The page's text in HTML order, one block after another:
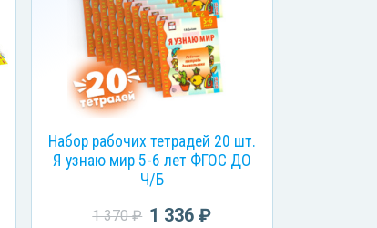
Набор рабочих тетрадей 20 шт.
Я узнаю мир 5-6 лет ФГОС ДО
Ч/Б
1 370 ₽ 1 336 ₽